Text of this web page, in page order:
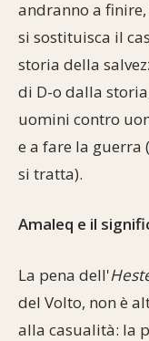
andranno a
si sostituisca il
storia della
di D-o dalla
uomini contro
e a fare la guerra
si tratta).
Amaleq e il
La pena dell'
del Volto, non è
alla casualità: la